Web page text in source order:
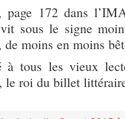
page 172 dans
sous le signe
moins en moins
à tous les vieux
le roi du billet